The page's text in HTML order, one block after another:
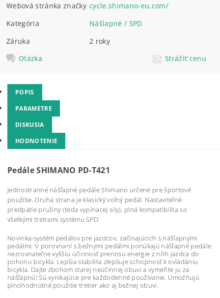
Webová stránka značky cycle.shimano-eu.com/
Kategória
Nášlapné / SPD
Záruka
2 roky
Otázka
Strážiť cenu
POPIS
PARAMETRE
DISKUSIA
HODNOTENIE
Pedále SHIMANO PD-T421
Jednostranné nášľapné pedále Shimano určené pre športové
použitie. Druhá strana je klasický voľný pedál. Nastaviteľné
predpätie pružiny (teda vypínacej sily), plná kompatibilita so
všetkými tretrami systému SPD.
Novinka-systém pedálov pre jazdcov, začínajúcich s nášľapnými
pedálmi. V porovnaní s bežnými pedálmi ponúkajú nášľapné pedále
nezrovnateľne vyššiu účinnosť prenosu energie z nôh jazdca do
pohonu bicykla. Lepšia stabilita zlepšuje schopnosť k ovládániu
bicykla. Dajte zbohom starej neúčinnej obuvi a vymeňte ju za
nášľapnú! Sú vynikajúce pre každodenné používanie. Umožňujú
plnohodnotné použitie tretier ako aj bežnej obuvi.